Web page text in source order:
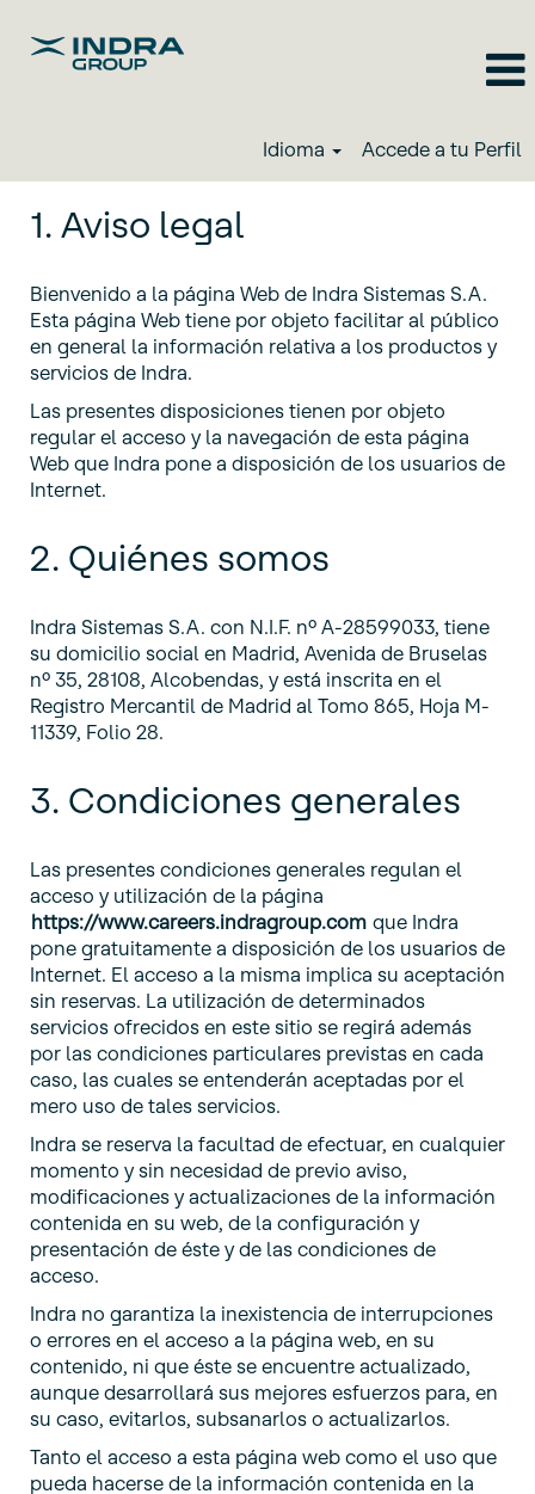
Idioma Accede a tu Perfil
1. Aviso legal
Bienvenido a la página Web de Indra Sistemas S.A.
Esta página Web tiene por objeto facilitar al público
en general la información relativa a los productos y
servicios de Indra.
Las presentes disposiciones tienen por objeto
regular el acceso y la navegación de esta página
Web que Indra pone a disposición de los usuarios de
Internet.
2. Quiénes somos
Indra Sistemas S.A. con N.I.F. nº A-28599033, tiene
su domicilio social en Madrid, Avenida de Bruselas
nº 35, 28108, Alcobendas, y está inscrita en el
Registro Mercantil de Madrid al Tomo 865, Hoja M-
11339, Folio 28.
3. Condiciones generales
Las presentes condiciones generales regulan el
acceso y utilización de la página
https://www.careers.indragroup.com que Indra
pone gratuitamente a disposición de los usuarios de
Internet. El acceso a la misma implica su aceptación
sin reservas. La utilización de determinados
servicios ofrecidos en este sitio se regirá además
por las condiciones particulares previstas en cada
caso, las cuales se entenderán aceptadas por el
mero uso de tales servicios.
Indra se reserva la facultad de efectuar, en cualquier
momento y sin necesidad de previo aviso,
modificaciones y actualizaciones de la información
contenida en su web, de la configuración y
presentación de éste y de las condiciones de
acceso.
Indra no garantiza la inexistencia de interrupciones
o errores en el acceso a la página web, en su
contenido, ni que éste se encuentre actualizado,
aunque desarrollará sus mejores esfuerzos para, en
su caso, evitarlos, subsanarlos o actualizarlos.
Tanto el acceso a esta página web como el uso que
pueda hacerse de la información contenida en la